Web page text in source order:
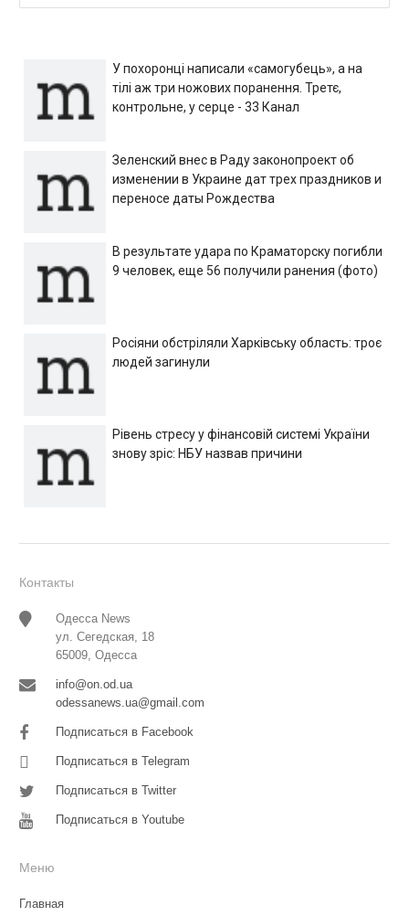
У похоронці написали «самогубець», а на
тілі аж три ножових поранення. Третє,
контрольне, у серце - 33 Канал
Зеленский внес в Раду законопроект об
изменении в Украине дат трех праздников и
переносе даты Рождества
В результате удара по Краматорску погибли
9 человек, еще 56 получили ранения (фото)
Росіяни обстріляли Харківську область: троє
людей загинули
Рівень стресу у фінансовій системі України
знову зріс: НБУ назвав причини
Контакты
Одесса News
ул. Сегедская, 18
65009, Одесса
info@on.od.ua
odessanews.ua@gmail.com
Подписаться в Facebook
Подписаться в Telegram
Подписаться в Twitter
Подписаться в Youtube
Меню
Главная